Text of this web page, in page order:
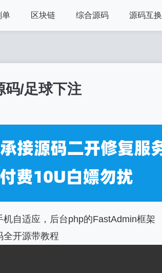
单 区块链 综合源码 源码互换
码/足球下注
自适应，后台php的FastAdmin框架
全开源带教程